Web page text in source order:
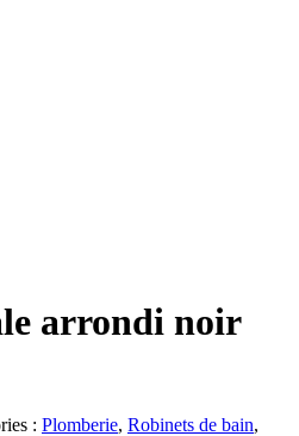
arrondi noir
: Plomberie, Robinets de bain,